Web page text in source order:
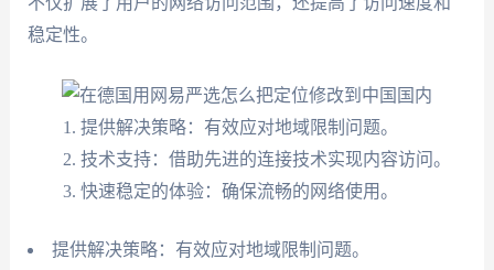
稳定性。
提供解决策略：有效应对地域限制问题。
技术支持：借助先进的连接技术实现内容访问。
快速稳定的体验：确保流畅的网络使用。
提供解决策略：有效应对地域限制问题。